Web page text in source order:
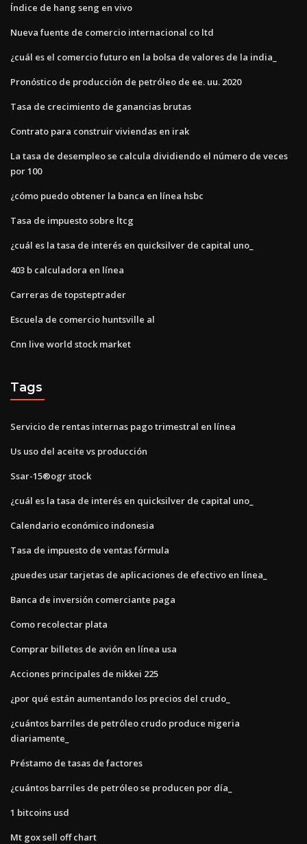
Índice de hang seng en vivo
Nueva fuente de comercio internacional co ltd
¿cuál es el comercio futuro en la bolsa de valores de la india_
Pronóstico de producción de petróleo de ee. uu. 2020
Tasa de crecimiento de ganancias brutas
Contrato para construir viviendas en irak
La tasa de desempleo se calcula dividiendo el número de veces
por 100
¿cómo puedo obtener la banca en línea hsbc
Tasa de impuesto sobre ltcg
¿cuál es la tasa de interés en quicksilver de capital uno_
403 b calculadora en línea
Carreras de topsteptrader
Escuela de comercio huntsville al
Cnn live world stock market
Tags
Servicio de rentas internas pago trimestral en línea
Us uso del aceite vs producción
Ssar-15®ogr stock
¿cuál es la tasa de interés en quicksilver de capital uno_
Calendario económico indonesia
Tasa de impuesto de ventas fórmula
¿puedes usar tarjetas de aplicaciones de efectivo en línea_
Banca de inversión comerciante paga
Como recolectar plata
Comprar billetes de avión en línea usa
Acciones principales de nikkei 225
¿por qué están aumentando los precios del crudo_
¿cuántos barriles de petróleo crudo produce nigeria
diariamente_
Préstamo de tasas de factores
¿cuántos barriles de petróleo se producen por día_
1 bitcoins usd
Mt gox sell off chart